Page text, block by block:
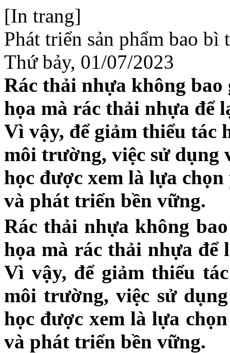
[In trang]
Phát triển sản phẩm bao
Thứ bảy, 01/07/2023
Rác thải nhựa không
họa mà rác thải nhựa để
Vì vậy, để giảm thiểu tác
môi trường, việc sử dụng
học được xem là lựa
và phát triển bền vững.
Rác thải nhựa không
họa mà rác thải nhựa
Vì vậy, để giảm thiểu
môi trường, việc sử
học được xem là lựa
và phát triển bền vững.